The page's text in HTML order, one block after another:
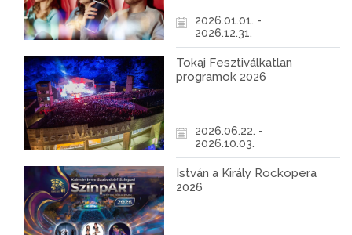
2026.01.01. -
2026.12.31.
Tokaj Fesztiválkatlan
programok 2026
2026.06.22. -
2026.10.03.
István a Király Rockopera
2026